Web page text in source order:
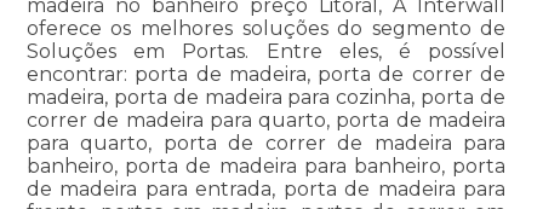
madeira no banheiro preço Litoral, A Interwall
oferece os melhores soluções do segmento de
Soluções em Portas. Entre eles, é possível
encontrar: porta de madeira, porta de correr de
madeira, porta de madeira para cozinha, porta de
correr de madeira para quarto, porta de madeira
para quarto, porta de correr de madeira para
banheiro, porta de madeira para banheiro, porta
de madeira para entrada, porta de madeira para